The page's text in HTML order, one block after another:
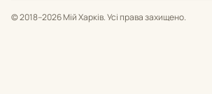
© 2018–2026 Мій Харків. Усі права захищено.